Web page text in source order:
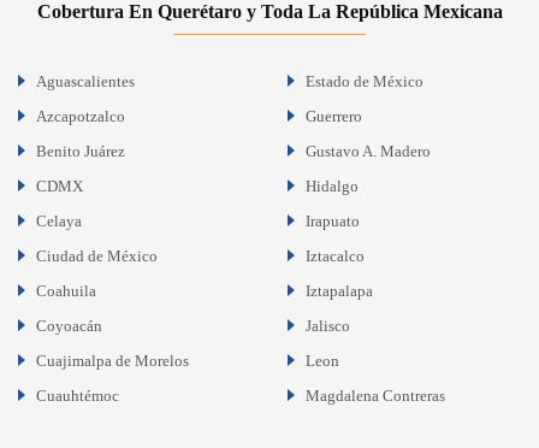
Cobertura En Querétaro y Toda La República Mexicana
Aguascalientes
Azcapotzalco
Benito Juárez
CDMX
Celaya
Ciudad de México
Coahuila
Coyoacán
Cuajimalpa de Morelos
Cuauhtémoc
Estado de México
Guerrero
Gustavo A. Madero
Hidalgo
Irapuato
Iztacalco
Iztapalapa
Jalisco
Leon
Magdalena Contreras